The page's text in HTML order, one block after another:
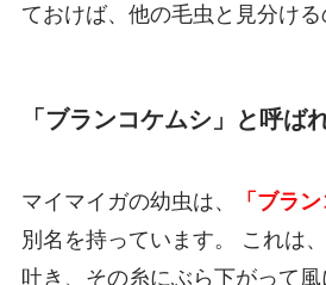
ておけば、他の毛虫と見分ける
「ブランコケムシ」と呼ば
マイマイガの幼虫は、 「ブラ
別名を持っています。 これは
吐き、その糸にぶら下がって